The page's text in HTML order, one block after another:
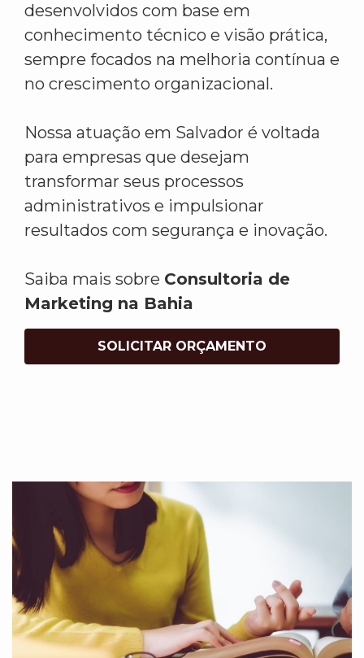
desenvolvidos com base em
conhecimento técnico e visão prática,
sempre focados na melhoria contínua e
no crescimento organizacional.
Nossa atuação em Salvador é voltada
para empresas que desejam
transformar seus processos
administrativos e impulsionar
resultados com segurança e inovação.
Saiba mais sobre Consultoria de
Marketing na Bahia
SOLICITAR ORÇAMENTO